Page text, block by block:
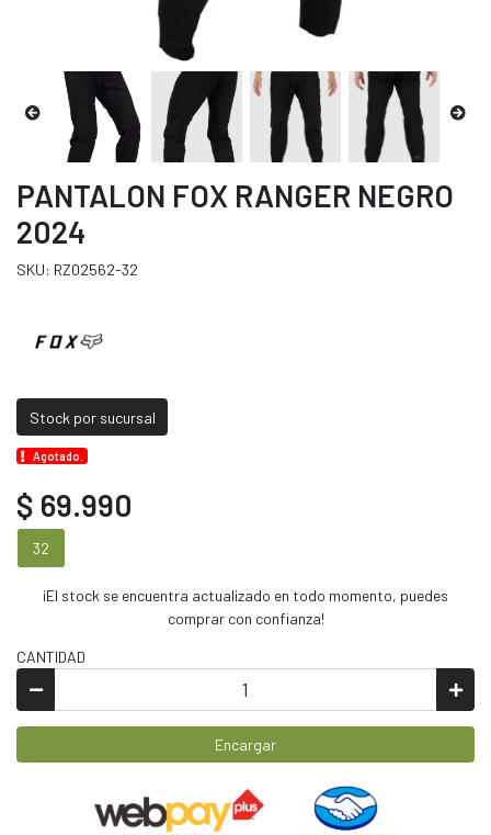
PANTALON FOX RANGER NEGRO
2024
SKU: RZ02562-32
Stock por sucursal
Agotado.
$ 69.990
32
¡El stock se encuentra actualizado en todo momento, puedes
comprar con confianza!
CANTIDAD
Encargar